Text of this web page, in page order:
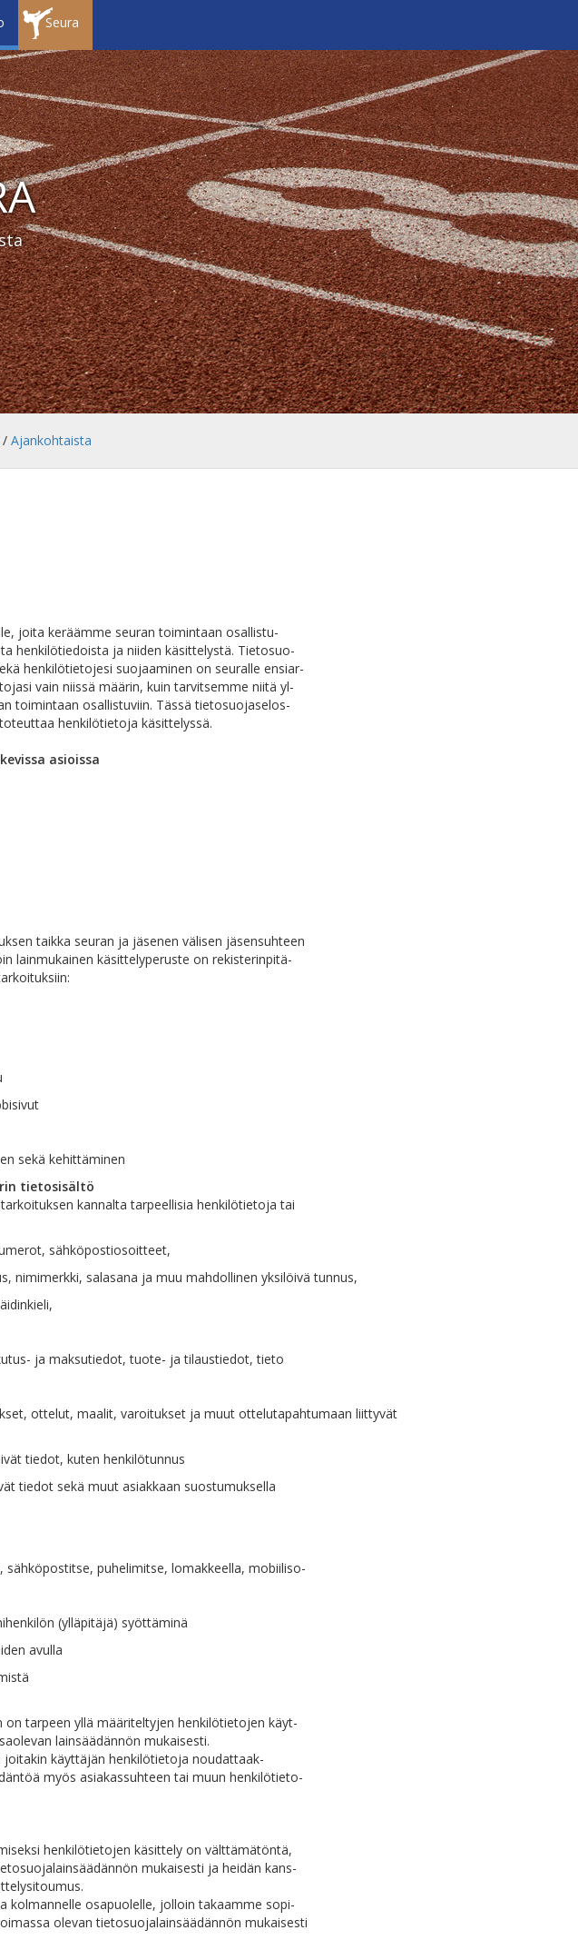
Seura
/ Ajankohtaista
joita keräämme seuran toimintaan osallistu-
henkilötiedoista ja niiden käsittelystä. Tietosuo-
henkilötietojesi suojaaminen on seuralle ensiar-
vain niissä määrin, kuin tarvitsemme niitä yl-
toimintaan osallistuviin. Tässä tietosuojaselos-
henkilötietoja käsittelyssä.
asioissa
taikka seuran ja jäsenen välisen jäsensuhteen
lainmukainen käsittelyperuste on rekisterinpitä-
sekä kehittäminen
tietosisältö
kannalta tarpeellisia henkilötietoja tai
sähköpostiosoitteet,
nimimerkki, salasana ja muu mahdollinen yksilöivä tunnus,
ja maksutiedot, tuote- ja tilaustiedot, tieto
ottelut, maalit, varoitukset ja muut ottelutapahtumaan liittyvät
tiedot, kuten henkilötunnus
tiedot sekä muut asiakkaan suostumuksella
puhelimitse, lomakkeella, mobiiliso-
(ylläpitäjä) syöttäminä
avulla
tarpeen yllä määriteltyjen henkilötietojen käyt-
lainsäädännön mukaisesti.
käyttäjän henkilötietoja noudattaak-
myös asiakassuhteen tai muun henkilötieto-
henkilötietojen käsittely on välttämätöntä,
mukaisesti ja heidän kans-
kolmannelle osapuolelle, jolloin takaamme sopi-
olevan tietosuojalainsäädännön mukaisesti